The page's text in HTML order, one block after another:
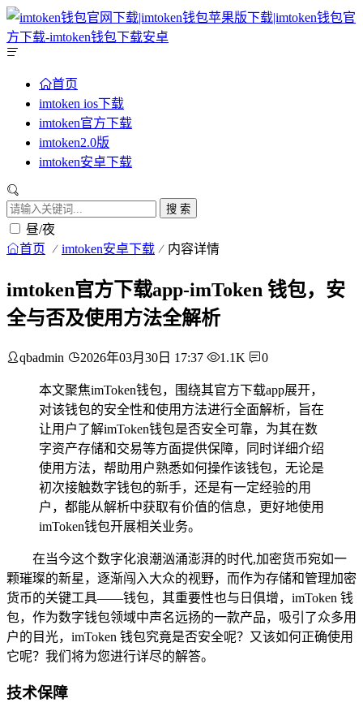
首页
imtoken ios下载
imtoken官方下载
imtoken2.0版
imtoken安卓下载
搜 索
昼/夜
首页 imtoken安卓下载 内容详情
imtoken官方下载app-imToken 钱包，安
全与否及使用方法全解析
qbadmin 2026年03月30日 17:37 1.1K 0
本文聚焦imToken钱包，围绕其官方下载app展开，
对该钱包的安全性和使用方法进行全面解析，旨在
让用户了解imToken钱包是否安全可靠，为其在数
字资产存储和交易等方面提供保障，同时详细介绍
使用方法，帮助用户熟悉如何操作该钱包，无论是
初次接触数字钱包的新手，还是有一定经验的用
户，都能从解析中获取有价值的信息，更好地使用
imToken钱包开展相关业务。
在当今这个数字化浪潮汹涌澎湃的时代,加密货币宛如一
颗璀璨的新星，逐渐闯入大众的视野，而作为存储和管理加密
货币的关键工具——钱包，其重要性也与日俱增，imToken 钱
包，作为数字钱包领域中声名远扬的一款产品，吸引了众多用
户的目光，imToken 钱包究竟是否安全呢？又该如何正确使用
它呢？我们将为您进行详尽的解答。
技术保障